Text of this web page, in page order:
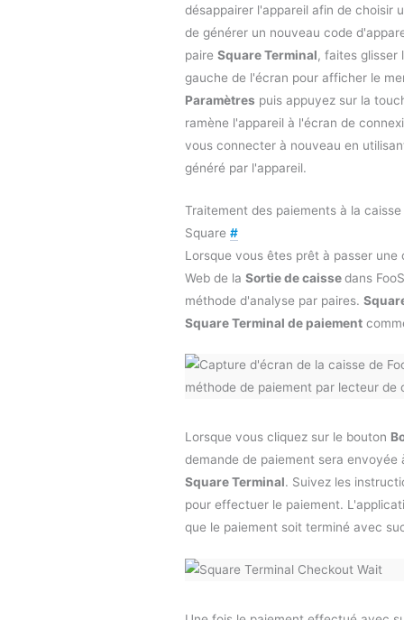
désappairer l'appareil afin de choisir
de générer un nouveau code
paire Square Terminal, faites glisser
gauche de l'écran pour afficher le
Paramètres puis appuyez sur la
ramène l'appareil à l'écran de
vous connecter à nouveau en
généré par l'appareil.
Traitement des paiements à la
Square #
Lorsque vous êtes prêt à passer une
Web de la Sortie de caissedans
méthode d'analyse par paires.
Square Terminal de paiement
Lorsque vous cliquez sur le bouton
demande de paiement sera envoyée
Square Terminal. Suivez les
pour effectuer le paiement.
que le paiement soit terminé avec